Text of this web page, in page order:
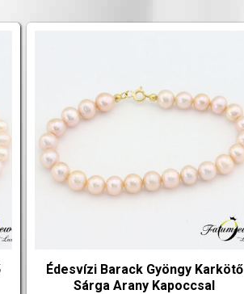
Édesvízi Barack Gyöngy Karkötő
Sárga Arany Kapoccsal